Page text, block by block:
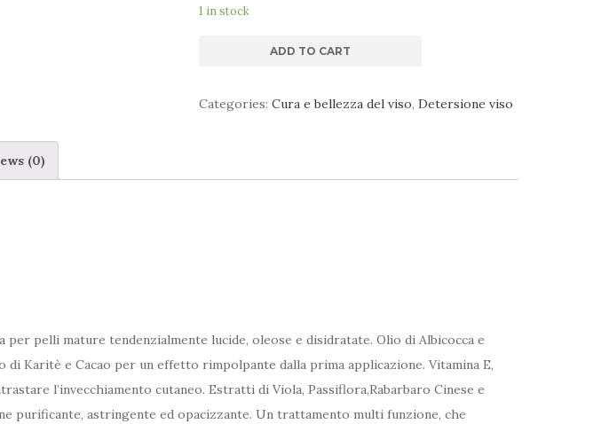
1 in stock
ADD TO CART
Categories: Cura e bellezza del viso, Detersione viso
(0)
per pelli mature tendenzialmente lucide, oleose e disidratate. Olio di Albicocca e
di Karitè e Cacao per un effetto rimpolpante dalla prima applicazione. Vitamina E,
l’invecchiamento cutaneo. Estratti di Viola, Passiflora,Rabarbaro Cinese e
purificante, astringente ed opacizzante. Un trattamento multi funzione, che